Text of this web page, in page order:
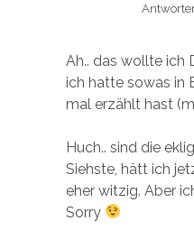
Ah.. das wollte ich
ich hatte sowas in
mal erzählt hast
Huch.. sind die
Siehste, hätt ich
eher witzig. Aber
Sorry